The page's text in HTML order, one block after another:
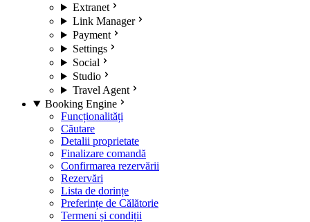
Extranet
Link Manager
Payment
Settings
Social
Studio
Travel Agent
Booking Engine
Funcționalități
Căutare
Detalii proprietate
Finalizare comandă
Confirmarea rezervării
Rezervări
Lista de dorințe
Preferințe de Călătorie
Termeni și condiții